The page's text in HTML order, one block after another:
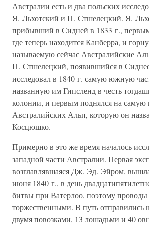
Австралии есть и два польских
Я. Льхотский и П. Стшелецкий. Я.
прибывший в Сидней в 1833 г.,
где теперь находится Канберра, и
называемую сейчас Австралийские
П. Стшелецкий, появившийся в
исследовал в 1840 г. самую южную
названную им Гипсленд в честь
колонии, и первым поднялся на
Австралийских Альп, которую он
Косцюшко.
Примерно в это же время началось
западной части Австралии. Первая
возглавлявшаяся Дж. Эд. Эйром,
июня 1840 г., в день
битвы при Ватерлоо, поэтому
торжественными. В путь отправились
двумя повозками, 13 лошадьми и 40